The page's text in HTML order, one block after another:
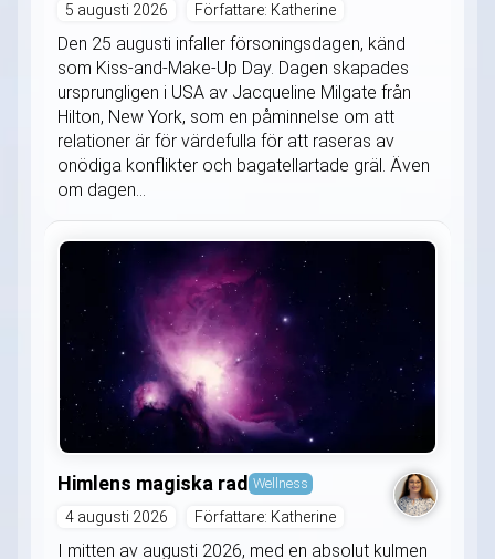
5 augusti 2026 Författare: Katherine
Den 25 augusti infaller försoningsdagen, känd
som Kiss-and-Make-Up Day. Dagen skapades
ursprungligen i USA av Jacqueline Milgate från
Hilton, New York, som en påminnelse om att
relationer är för värdefulla för att raseras av
onödiga konflikter och bagatellartade gräl. Även
om dagen...
Himlens magiska rad Wellness
4 augusti 2026 Författare: Katherine
I mitten av augusti 2026, med en absolut kulmen